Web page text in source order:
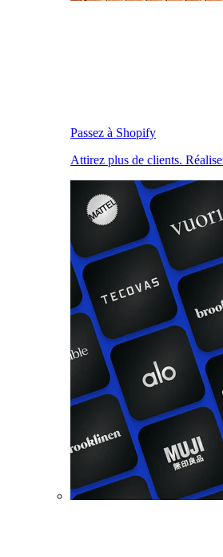
Passez à Shopify
Attirez plus de clients.